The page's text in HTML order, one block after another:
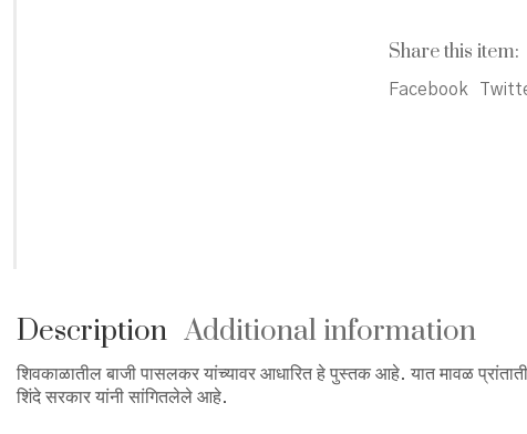
quantity
Share this item:
Facebook
Description Additional information
शिवकाळातील बाजी पासलकर यांच्यावर आधारित हे पुस्तक आहे. यात मावळ
शिंदे सरकार यांनी सांगितलेले आहे.